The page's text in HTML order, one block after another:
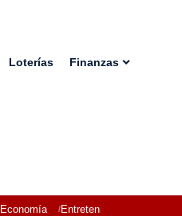
Loterías Finanzas
Economía Entretenimiento